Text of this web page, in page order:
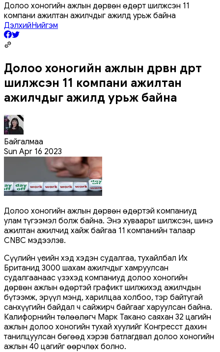
Долоо хоногийн ажлын дөрвөн өдөрт шилжсэн 11
компани ажилтан ажилчдыг ажилд урьж байна
ДэлхийНийгэм
Долоо хоногийн ажлын дөрвөн өдөрт
шилжсэн 11 компани ажилтан
ажилчдыг ажилд урьж байна
Байгалмаа
Sun Apr 16 2023
Долоо хоногийн ажлын дөрвөн өдөртэй компаниуд
улам түгээмэл болж байна. Энэ хуваарьт шилжсэн, шинэ
ажилтан ажилчид хайж байгаа 11 компанийн талаар
CNBC мэдээлэв.
Сүүлийн үеийн хэд хэдэн судалгаа, тухайлбал Их
Британид 3000 шахам ажилчдыг хамруулсан
судалгаанаас үзэхэд компаниуд долоо хоногийн
дөрвөн ажлын өдөртэй графикт шилжихэд ажилчдын
бүтээмж, эрүүл мэнд, харилцаа холбоо, тэр байтугай
санхүүгийн байдал ч сайжирч байгааг харуулсан байна.
Калифорнийн төлөөлөгч Марк Такано саяхан 32 цагийн
ажлын долоо хоногийн тухай хуулийг Конгресст дахин
танилцуулсан бөгөөд хэрэв батлагдвал долоо хоногийн
ажлын 40 цагийг өөрчлөх болно.